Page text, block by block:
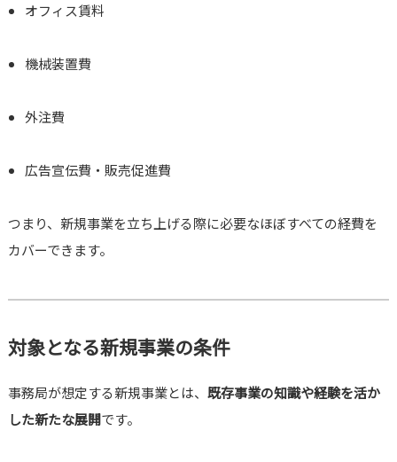
オフィス賃料
機械装置費
外注費
広告宣伝費・販売促進費
つまり、新規事業を立ち上げる際に必要なほぼすべての経費を
カバーできます。
対象となる新規事業の条件
事務局が想定する新規事業とは、 既存事業の知識や経験を活か
した新たな展開です。